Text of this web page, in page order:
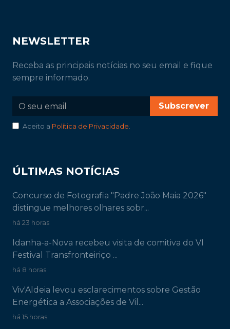
NEWSLETTER
Receba as principais notícias no seu email e fique
sempre informado.
Subscrever
Aceito a Política de Privacidade.
ÚLTIMAS NOTÍCIAS
Concurso de Fotografia "Padre João Maia 2026"
distingue melhores olhares sobr...
há 23 horas
Idanha-a-Nova recebeu visita de comitiva do VI
Festival Transfronteiriço ...
há 8 horas
Viv'Aldeia levou esclarecimentos sobre Gestão
Energética a Associações de Vil...
há 15 horas